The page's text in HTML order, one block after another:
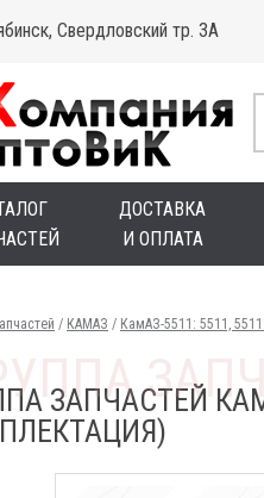
Свердловский тр. 3А
ДОСТАВКА
И ОПЛАТА
/ КАМАЗ / КамАЗ-5511: 5511,
ЗАПЧАСТЕЙ